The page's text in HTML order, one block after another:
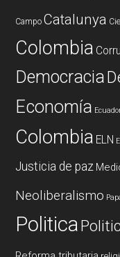
Campo Catalunya
Colombia
Democracia
Economía
Colombia ELN
Justicia de paz
Neoliberalismo
Politica